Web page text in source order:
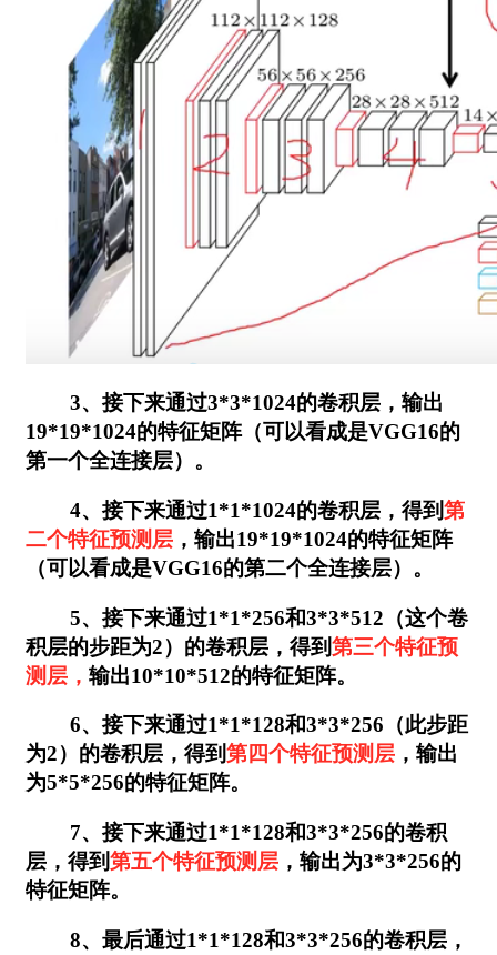
3、接下来通过3*3*1024的卷积层，输出
19*19*1024的特征矩阵（可以看成是VGG16的
第一个全连接层）。
4、接下来通过1*1*1024的卷积层，得到第
二个特征预测层 ，输出19*19*1024的特征矩阵
（可以看成是VGG16的第二个全连接层）。
5、接下来通过1*1*256和3*3*512（这个卷
积层的步距为2）的卷积层，得到第三个特征预
测层， 输出10*10*512的特征矩阵。
6、接下来通过1*1*128和3*3*256（此步距
为2）的卷积层，得到第四个特征预测层 ，输出
为5*5*256的特征矩阵。
7、接下来通过1*1*128和3*3*256的卷积
层，得到第五个特征预测层 ，输出为3*3*256的
特征矩阵。
8、最后通过1*1*128和3*3*256的卷积层，